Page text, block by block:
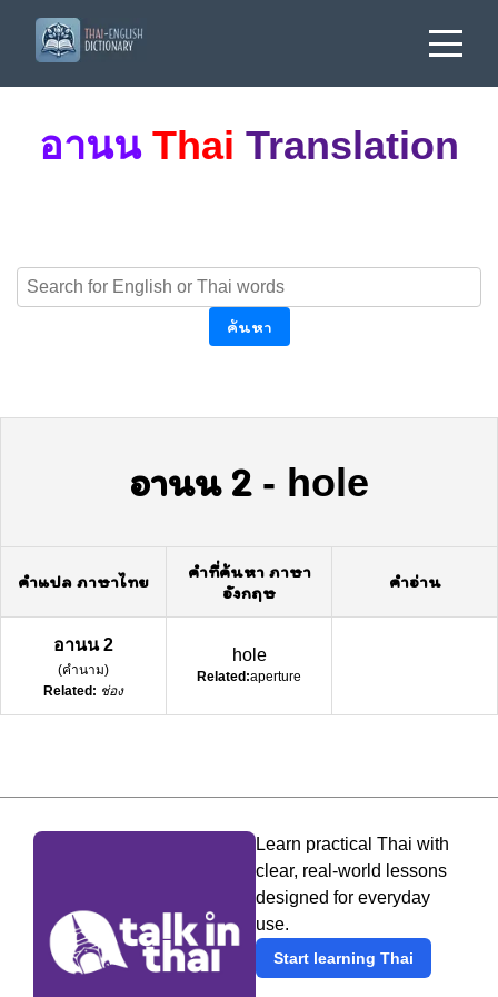
อานน Thai Translation
ค้นหา
อานน 2- hole
คำแปล ภาษาไทย
คำที่ค้นหา ภาษา
อังกฤษ
คำอ่าน
อานน 2
(คำนาม)
Related: ช่อง
hole
Related:aperture
Learn practical Thai with
clear, real-world lessons
designed for everyday
use.
Start learning Thai